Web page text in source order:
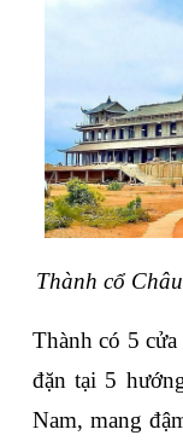
Thành cổ
Thành có 5
đặn tại 5
Nam, mang